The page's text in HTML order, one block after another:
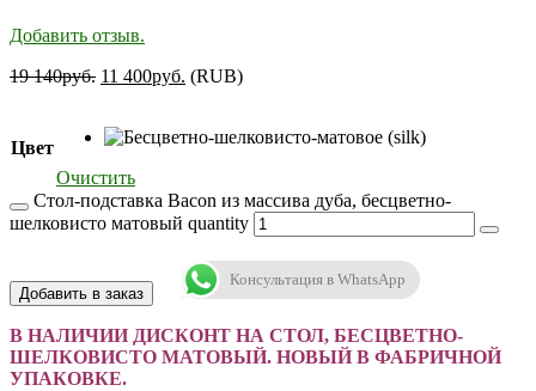
Добавить отзыв.
19 140руб. 11 400руб. (RUB)
Цвет
Очистить
Стол-подставка Bacon из массива дуба, бесцветно-
шелковисто матовый quantity
Добавить в заказ
Консультация в WhatsApp
В НАЛИЧИИ ДИСКОНТ НА СТОЛ, БЕСЦВЕТНО-
ШЕЛКОВИСТО МАТОВЫЙ. НОВЫЙ В ФАБРИЧНОЙ
УПАКОВКЕ.